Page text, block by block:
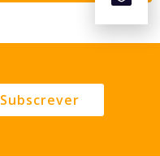
Subscrever